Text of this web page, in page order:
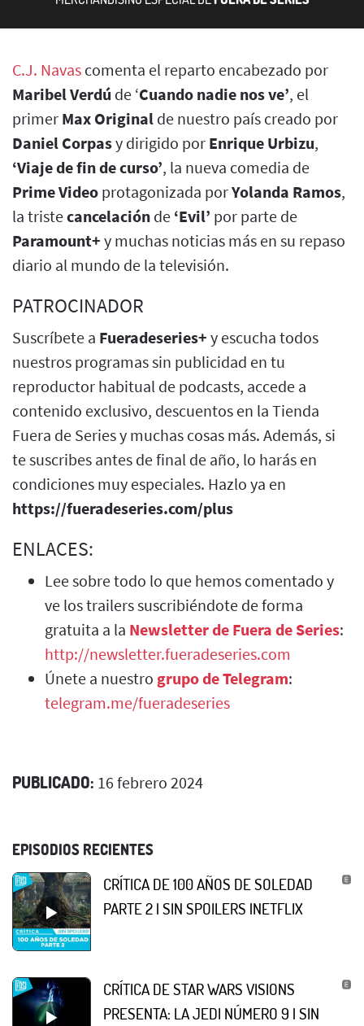
C.J. Navas comenta el reparto encabezado por
Maribel Verdú de ‘Cuando nadie nos ve’, el
primer Max Original de nuestro país creado por
Daniel Corpasy dirigido por Enrique Urbizu,
‘Viaje de fin de curso’, la nueva comedia de
Prime Video protagonizada porYolanda Ramos,
la tristecancelación de ‘Evil’ por parte de
Paramount+ y muchas noticias más en su repaso
diario al mundo de la televisión.
PATROCINADOR
Suscríbete a Fueradeseries+ y escucha todos
nuestros programas sin publicidad en tu
reproductor habitual de podcasts, accede a
contenido exclusivo, descuentos en la Tienda
Fuera de Series y muchas cosas más. Además, si
te suscribes antes de final de año, lo harás en
condiciones muy especiales. Hazlo ya en
https://fueradeseries.com/plus
ENLACES:
Lee sobre todo lo que hemos comentado y
ve los trailers suscribiéndote de forma
gratuita a la Newsletter de Fuera de Series:
http://newsletter.fueradeseries.com
Únete a nuestro grupo de Telegram:
telegram.me/fueradeseries
PUBLICADO: 16 febrero 2024
EPISODIOS RECIENTES
CRÍTICA DE 100 AÑOS DE SOLEDAD
PARTE 2 | SIN SPOILERS |NETFLIX
CRÍTICA DE STAR WARS VISIONS
PRESENTA: LA JEDI NÚMERO 9 | SIN